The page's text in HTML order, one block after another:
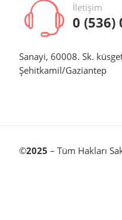
İletişim
0 (536)
Sanayi, 60008. Sk.
Şehitkamil/Gaziantep
©2025 – Tüm Hakları